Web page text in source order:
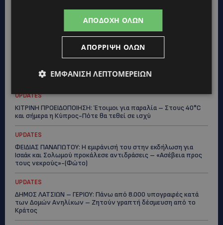
Topics
UPDATES
ΚΙΤΡΙΝΗ ΠΡΟΕΙΔΟΠΟΙΗΣΗ: Έτοιμοι για παραλία – Στους 40°C
και σήμερα η Κύπρος-Πότε θα τεθεί σε ισχύ
UPDATES
ΦΕΙΔΙΑΣ ΠΑΝΑΓΙΩΤΟΥ: Η εμφάνισή του στην εκδήλωση για
Ισαάκ και Σολωμού προκάλεσε αντιδράσεις – «Ασέβεια προς
τους νεκρούς»-(Φώτο)
UPDATES
ΔΗΜΟΣ ΛΑΤΣΙΩΝ – ΓΕΡΙΟΥ: Πάνω από 8.000 υπογραφές κατά
των Δομών Ανηλίκων – Ζητούν γραπτή δέσμευση από το
Κράτος
ΑΠΟΔΟΧΉ ΌΛΩΝ
ΑΠΌΡΡΙΨΗ ΌΛΩΝ
ΕΜΦΆΝΙΣΗ ΛΕΠΤΟΜΕΡΕΙΏΝ